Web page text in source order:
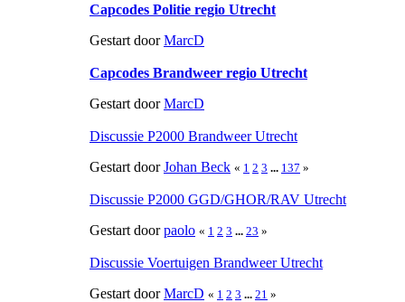
Capcodes Politie regio Utrecht
Gestart doorMarcD
Capcodes Brandweer regio Utrecht
Gestart doorMarcD
Discussie P2000 Brandweer Utrecht
Gestart doorJohan Beck « 1 2 3 ... 137 »
Discussie P2000 GGD/GHOR/RAV Utrecht
Gestart doorpaolo « 1 2 3 ... 23 »
Discussie Voertuigen Brandweer Utrecht
Gestart doorMarcD « 1 2 3 ... 21 »